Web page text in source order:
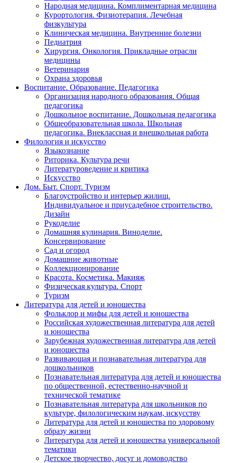
Народная медицина. Комплиментарная медицина
Курортология. Физиотерапия. Лечебная
физкультура
Клиническая медицина. Внутренние болезни
Педиатрия
Хирургия. Онкология. Прикладные отрасли
медицины
Ветеринария
Охрана здоровья
Воспитание. Образование. Педагогика
Организация народного образования. Общая
педагогика
Дошкольное воспитание. Дошкольная педагогика
Общеобразовательная школа. Школьная
педагогика. Внеклассная и внешкольная работа
Филология и искусство
Языкознание
Риторика. Культура речи
Литературоведение и критика
Искусство
Дом. Быт. Спорт. Туризм
Благоустройство и интерьер жилищ.
Индивидуальное и приусадебное строительство.
Дизайн
Рукоделие
Домашняя кулинария. Виноделие.
Консервирование
Сад и огород
Домашние животные
Коллекционирование
Красота. Косметика. Макияж
Физическая культура. Спорт
Туризм
Литература для детей и юношества
Фольклор и мифы для детей и юношества
Российская художественная литература для детей
и юношества
Зарубежная художественная литература для детей
и юношества
Развивающая и познавательная литература для
дошкольников
Познавательная литература для детей и юношества
по общественной, естественно-научной и
технической тематике
Познавательная литература для школьников по
культуре, филологическим наукам, искусству
Литература для детей и юношества по здоровому
образу жизни
Литература для детей и юношества универсальной
тематики
Детское творчество, досуг и домоводство